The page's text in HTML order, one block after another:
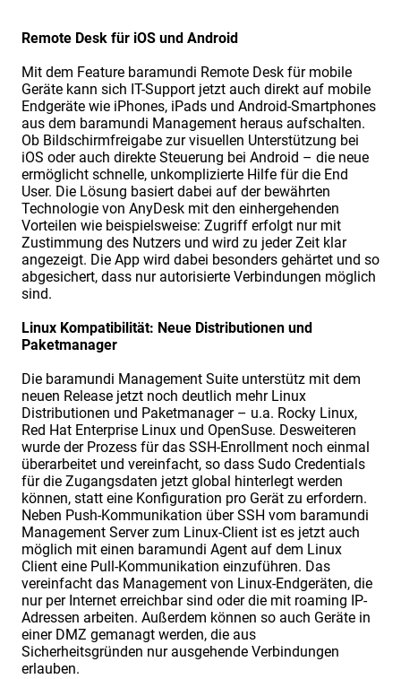
Remote Desk für iOS und Android
Mit dem Feature baramundi Remote Desk für mobile
Geräte kann sich IT-Support jetzt auch direkt auf mobile
Endgeräte wie iPhones, iPads und Android-Smartphones
aus dem baramundi Management heraus aufschalten.
Ob Bildschirmfreigabe zur visuellen Unterstützung bei
iOS oder auch direkte Steuerung bei Android – die neue
ermöglicht schnelle, unkomplizierte Hilfe für die End
User. Die Lösung basiert dabei auf der bewährten
Technologie von AnyDesk mit den einhergehenden
Vorteilen wie beispielsweise: Zugriff erfolgt nur mit
Zustimmung des Nutzers und wird zu jeder Zeit klar
angezeigt. Die App wird dabei besonders gehärtet und so
abgesichert, dass nur autorisierte Verbindungen möglich
sind.
Linux Kompatibilität: Neue Distributionen und
Paketmanager
Die baramundi Management Suite unterstütz mit dem
neuen Release jetzt noch deutlich mehr Linux
Distributionen und Paketmanager – u.a. Rocky Linux,
Red Hat Enterprise Linux und OpenSuse. Desweiteren
wurde der Prozess für das SSH-Enrollment noch einmal
überarbeitet und vereinfacht, so dass Sudo Credentials
für die Zugangsdaten jetzt global hinterlegt werden
können, statt eine Konfiguration pro Gerät zu erfordern.
Neben Push-Kommunikation über SSH vom baramundi
Management Server zum Linux-Client ist es jetzt auch
möglich mit einen baramundi Agent auf dem Linux
Client eine Pull-Kommunikation einzuführen. Das
vereinfacht das Management von Linux-Endgeräten, die
nur per Internet erreichbar sind oder die mit roaming IP-
Adressen arbeiten. Außerdem können so auch Geräte in
einer DMZ gemanagt werden, die aus
Sicherheitsgründen nur ausgehende Verbindungen
erlauben.